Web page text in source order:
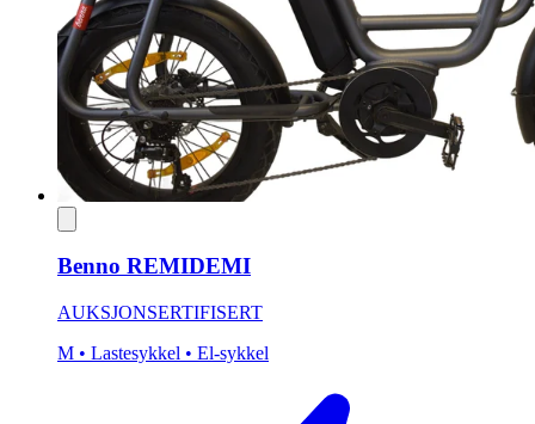
Benno REMIDEMI
AUKSJONSERTIFISERT
M • Lastesykkel • El-sykkel